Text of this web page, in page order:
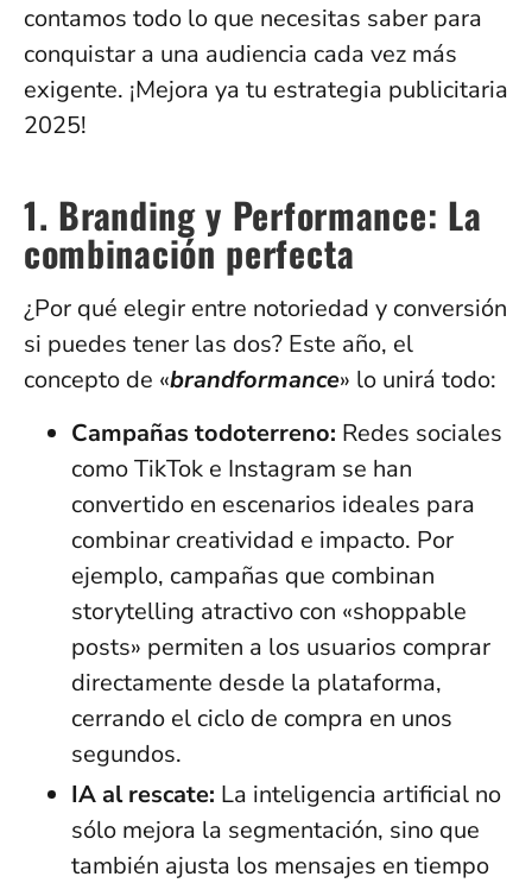
contamos todo lo que necesitas saber para
conquistar a una audiencia cada vez más
exigente. ¡Mejora ya tu estrategia publicitaria
2025!
1. Branding y Performance: La
combinación perfecta
¿Por qué elegir entre notoriedad y conversión
si puedes tener las dos? Este año, el
concepto de «brandformance» lo unirá todo:
Campañas todoterreno: Redes sociales
como TikTok e Instagram se han
convertido en escenarios ideales para
combinar creatividad e impacto. Por
ejemplo, campañas que combinan
storytelling atractivo con «shoppable
posts» permiten a los usuarios comprar
directamente desde la plataforma,
cerrando el ciclo de compra en unos
segundos.
IA al rescate: La inteligencia artificial no
sólo mejora la segmentación, sino que
también ajusta los mensajes en tiempo